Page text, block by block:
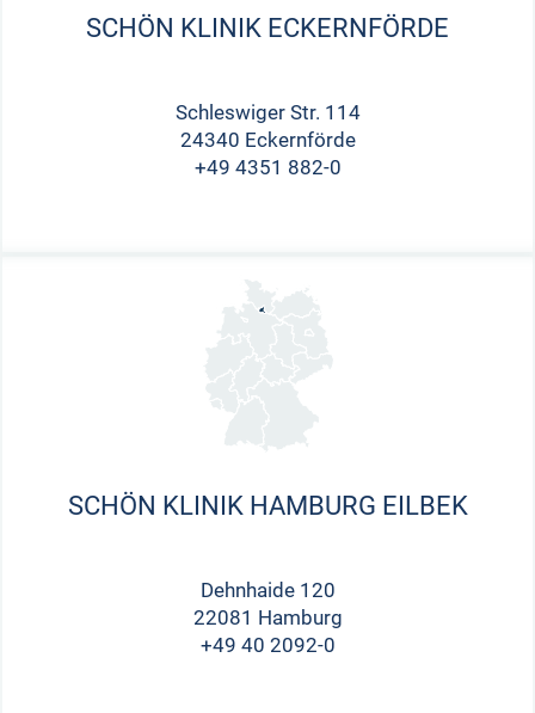
SCHÖN KLINIK ECKERNFÖRDE
Schleswiger Str. 114
24340 Eckernförde
+49 4351 882-0
SCHÖN KLINIK HAMBURG EILBEK
Dehnhaide 120
22081 Hamburg
+49 40 2092-0